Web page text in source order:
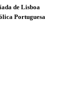
de Lisboa
Portuguesa